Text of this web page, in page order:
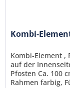
Kombi-
Kombi-Element
auf der
Pfosten Ca. 100
Rahmen farbig,